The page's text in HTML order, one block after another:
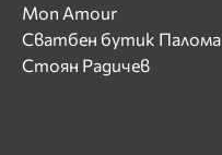
Mon Amour
Сватбен бутик Палома
Стоян Радичев